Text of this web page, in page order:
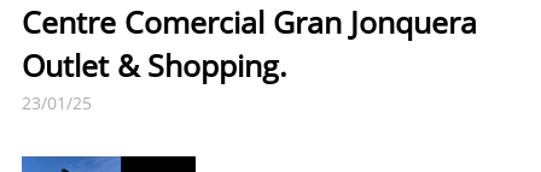
Centre Comercial Gran Jonquera
Outlet & Shopping.
23/01/25